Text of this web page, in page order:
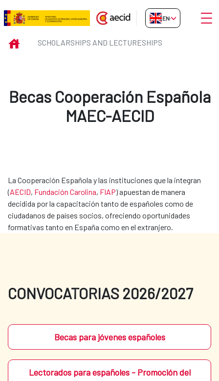
Skip to Main Content
Scholarships and Lectureships
EN-GB
INICIOSCHOLARSHIPS AND LECTURESHIPS
Becas Cooperación Española
MAEC-AECID
La Cooperación Española y las instituciones que la integran
(AECID, Fundación Carolina​, FIAP​) apuestan de manera
decidida por la capacitación tanto de españoles como de
ciudadanos de países socios, ofreciendo oportunidades
formativas tanto en España como en el extranjero.
CONVOCATORIAS 2026/2027
Becas para jóvenes españoles
Lectorados para españoles - Promoción del